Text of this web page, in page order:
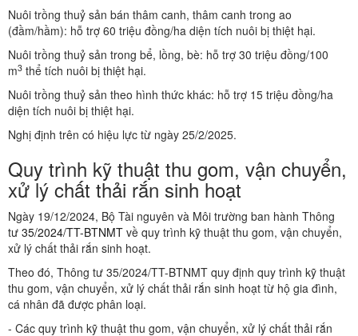
Nuôi trồng thuỷ sản bán thâm canh, thâm canh trong ao
(đầm/hầm): hỗ trợ 60 triệu đồng/ha diện tích nuôi bị thiệt hại.
Nuôi trồng thuỷ sản trong bể, lồng, bè: hỗ trợ 30 triệu đồng/100
m3 thể tích nuôi bị thiệt hại.
Nuôi trồng thuỷ sản theo hình thức khác: hỗ trợ 15 triệu đồng/ha
diện tích nuôi bị thiệt hại.
Nghị định trên có hiệu lực từ ngày 25/2/2025.
Quy trình kỹ thuật thu gom, vận chuyển,
xử lý chất thải rắn sinh hoạt
Ngày 19/12/2024, Bộ Tài nguyên và Môi trường ban hành Thông
tư 35/2024/TT-BTNMT về quy trình kỹ thuật thu gom, vận chuyển,
xử lý chất thải rắn sinh hoạt.
Theo đó, Thông tư 35/2024/TT-BTNMT quy định quy trình kỹ thuật
thu gom, vận chuyển, xử lý chất thải rắn sinh hoạt từ hộ gia đình,
cá nhân đã được phân loại.
- Các quy trình kỹ thuật thu gom, vận chuyển, xử lý chất thải rắn